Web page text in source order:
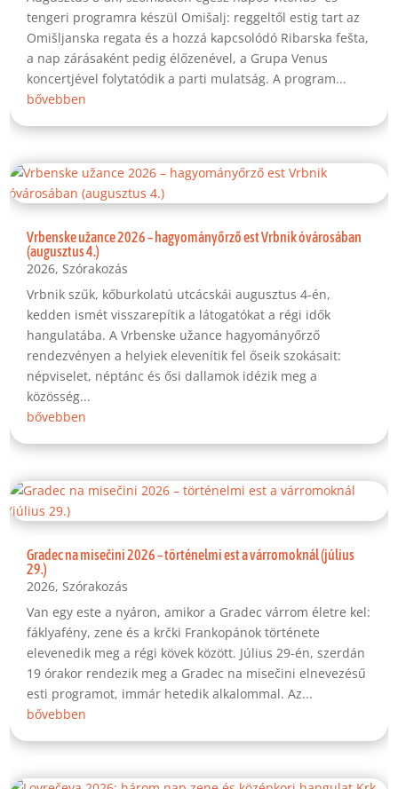
tengeri programra készül Omišalj: reggeltől estig tart az
Omišljanska regata és a hozzá kapcsolódó Ribarska fešta,
a nap zárásaként pedig élőzenével, a Grupa Venus
koncertjével folytatódik a parti mulatság. A program...
bővebben
Vrbenske užance 2026 – hagyományőrző est Vrbnik óvárosában
(augusztus 4.)
2026, Szórakozás
Vrbnik szűk, kőburkolatú utcácskái augusztus 4-én,
kedden ismét visszarepítik a látogatókat a régi idők
hangulatába. A Vrbenske užance hagyományőrző
rendezvényen a helyiek elevenítik fel őseik szokásait:
népviselet, néptánc és ősi dallamok idézik meg a
közösség...
bővebben
Gradec na misečini 2026 – történelmi est a várromoknál (július
29.)
2026, Szórakozás
Van egy este a nyáron, amikor a Gradec várrom életre kel:
fáklyafény, zene és a krčki Frankopánok története
elevenedik meg a régi kövek között. Július 29-én, szerdán
19 órakor rendezik meg a Gradec na misečini elnevezésű
esti programot, immár hetedik alkalommal. Az...
bővebben